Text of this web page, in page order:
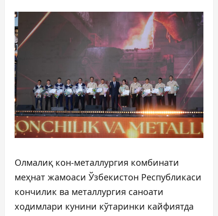
Олмалиқ кон-металлургия комбинати
меҳнат жамоаси Ўзбекистон Республикаси
кончилик ва металлургия саноати
ходимлари кунини кўтаринки кайфиятда